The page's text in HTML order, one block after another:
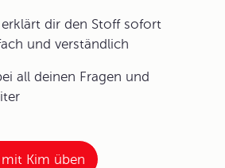
dir den Stoff sofort
und verständlich
all deinen Fragen und
Kim üben